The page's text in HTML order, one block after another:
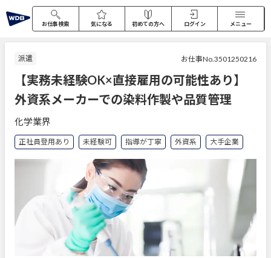
お仕事検索 気になる 初めての方へ ログイン メニュー
派遣 お仕事No.3501250216
【実務未経験OK×直接雇用の可能性あり】
外資系メーカーでの染料作製や品質管理
化学業界
正社員登用あり 未経験可 指導が丁寧 外資系 大手企業